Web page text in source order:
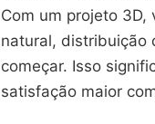
Com um projeto
natural, distribuição
começar. Isso
satisfação maior